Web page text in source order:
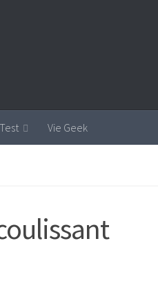
Test Vie Geek